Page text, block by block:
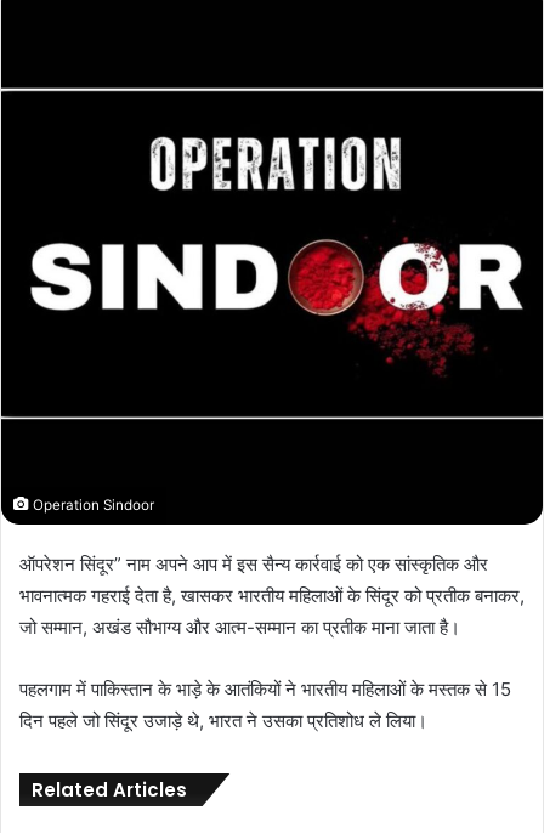
Operation Sindoor
ऑपरेशन सिंदूर” नाम अपने आप में इस सैन्य कार्रवाई को एक सांस्कृतिक और
भावनात्मक गहराई देता है, खासकर भारतीय महिलाओं के सिंदूर को प्रतीक बनाकर,
जो सम्मान, अखंड सौभाग्य और आत्म-सम्मान का प्रतीक माना जाता है।
पहलगाम में पाकिस्तान के भाड़े के आतंकियों ने भारतीय महिलाओं के मस्तक से 15
दिन पहले जो सिंदूर उजाड़े थे, भारत ने उसका प्रतिशोध ले लिया।
Related Articles